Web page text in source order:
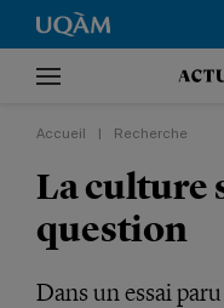
Accueil Recherche
La culture
question
Dans un essai